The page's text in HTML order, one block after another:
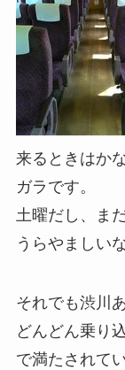
来るときはか
ガラです。
土曜だし、ま
うらやましい
それでも渋川
どんどん乗り
で満たされて